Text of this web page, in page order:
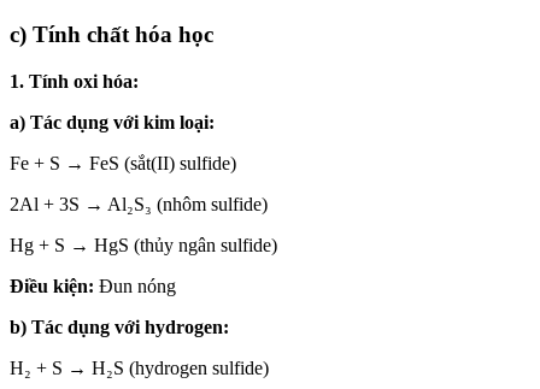
c) Tính chất hóa học
1. Tính oxi hóa:
a) Tác dụng với kim loại:
Fe + S → FeS (sắt(II) sulfide)
2Al + 3S → Al₂S₃ (nhôm sulfide)
Hg + S → HgS (thủy ngân sulfide)
Điều kiện: Đun nóng
b) Tác dụng với hydrogen:
H₂ + S → H₂S (hydrogen sulfide)